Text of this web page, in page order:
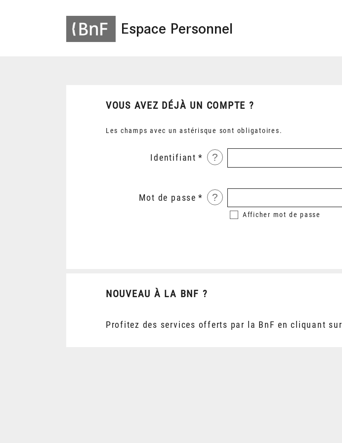
Espace Personnel
VOUS AVEZ DÉJÀ UN COMPTE ?
Les champs avec un astérisque sont obligatoires.
Identifiant ?
Mot de passe ?
Afficher mot de passe
NOUVEAU À LA BNF ?
Profitez des services offerts par la BnF en cliquant sur